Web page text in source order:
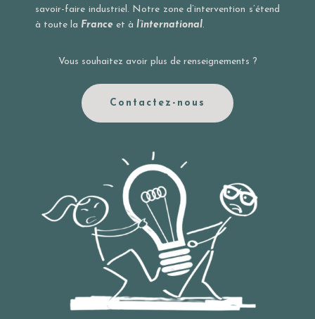
savoir-faire industriel. Notre zone d’intervention s’étend
à toute la France et à l’international.
Vous souhaitez avoir plus de renseignements ?
Contactez-nous